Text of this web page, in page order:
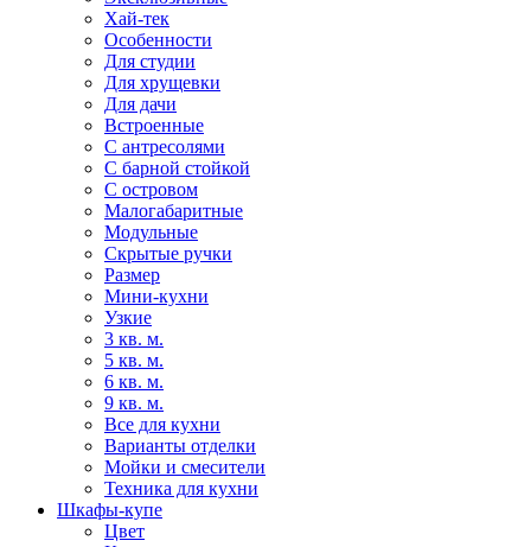
Хай-тек
Особенности
Для студии
Для хрущевки
Для дачи
Встроенные
С антресолями
С барной стойкой
С островом
Малогабаритные
Модульные
Скрытые ручки
Размер
Мини-кухни
Узкие
3 кв. м.
5 кв. м.
6 кв. м.
9 кв. м.
Все для кухни
Варианты отделки
Мойки и смесители
Техника для кухни
Шкафы-купе
Цвет